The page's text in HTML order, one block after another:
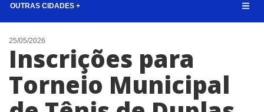
OUTRAS CIDADES +
NOTÍCIAS
LISTA DIGITAL
CONTATO
ANUNCIE
25/05/2026
Inscrições para
Torneio Municipal